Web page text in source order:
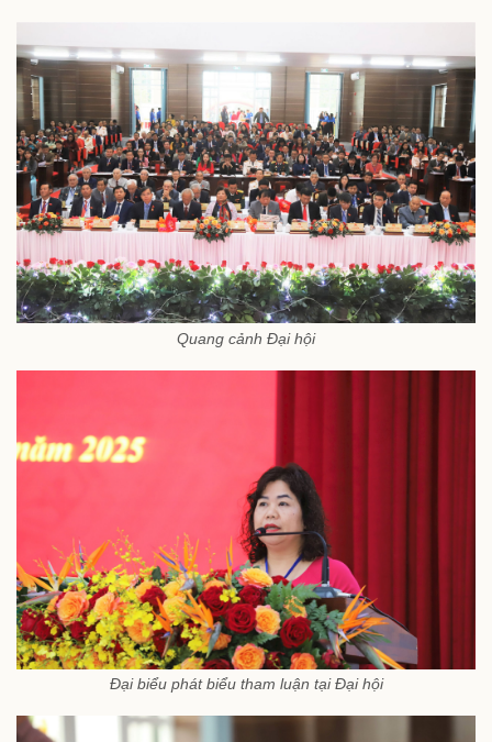
Quang cảnh Đại hội
Đại biểu phát biểu tham luận tại Đại hội